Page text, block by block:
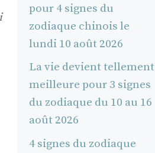
pour 4 signes du
zodiaque chinois le
lundi 10 août 2026
La vie devient tellement
meilleure pour 3 signes
du zodiaque du 10 au 16
août 2026
4 signes du zodiaque